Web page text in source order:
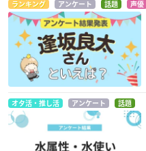
ランキング アンケート 話題 声優
オタ活・推し活 アンケート 話題